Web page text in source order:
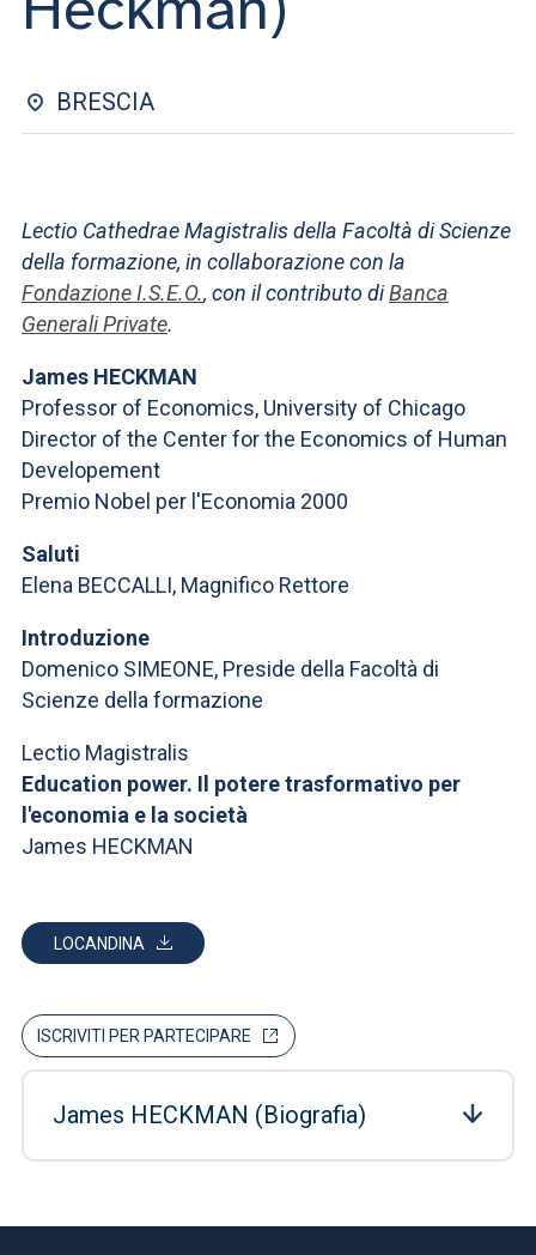
ACCEDI A CLOUDMAIL
BRESCIA
Lectio Cathedrae Magistralis della Facoltà di Scienze
della formazione, in collaborazione con la
Fondazione I.S.E.O., con il contributo diBanca
Generali Private.
James HECKMAN
Professor of Economics, University of Chicago
Director of the Center for the Economics of Human
Developement
Premio Nobel per l'Economia 2000
Saluti
Elena BECCALLI, Magnifico Rettore
Introduzione
Domenico SIMEONE, Preside della Facoltà di
Scienze della formazione
Lectio Magistralis
Education power. Il potere trasformativo per
l'economia e la società
James HECKMAN
LOCANDINA
ISCRIVITI PER PARTECIPARE
James HECKMAN (Biografia)